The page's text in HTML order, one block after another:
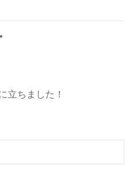
立ちました！